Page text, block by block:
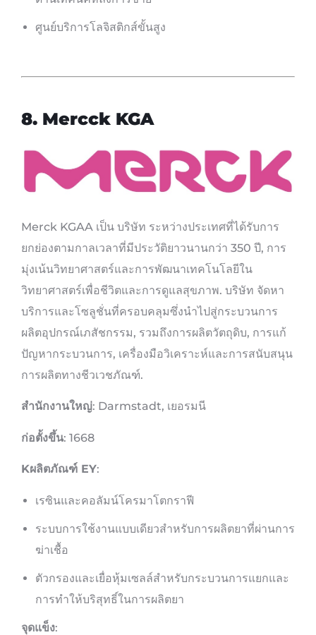
ศูนย์บริการโลจิสติกส์ขั้นสูง
8. Mercck KGA
Merck KGAA เป็น บริษัท ระหว่างประเทศที่ได้รับการ
ยกย่องตามกาลเวลาที่มีประวัติยาวนานกว่า 350 ปี, การ
มุ่งเน้นวิทยาศาสตร์และการพัฒนาเทคโนโลยีใน
วิทยาศาสตร์เพื่อชีวิตและการดูแลสุขภาพ. บริษัท จัดหา
บริการและโซลูชั่นที่ครอบคลุมซึ่งนำไปสู่กระบวนการ
ผลิตอุปกรณ์เภสัชกรรม, รวมถึงการผลิตวัตถุดิบ, การแก้
ปัญหากระบวนการ, เครื่องมือวิเคราะห์และการสนับสนุน
การผลิตทางชีวเวชภัณฑ์.
สำนักงานใหญ่: Darmstadt, เยอรมนี
ก่อตั้งขึ้น: 1668
Kผลิตภัณฑ์ EY:
เรซินและคอลัมน์โครมาโตกราฟี
ระบบการใช้งานแบบเดียวสำหรับการผลิตยาที่ผ่านการ
ฆ่าเชื้อ
ตัวกรองและเยื่อหุ้มเซลล์สำหรับกระบวนการแยกและ
การทำให้บริสุทธิ์ในการผลิตยา
จุดแข็ง: